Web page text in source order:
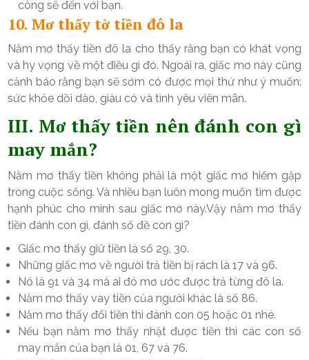
công sẽ đến với bạn.
10. Mơ thấy tờ tiền đô la
Nằm mơ thấy tiền đô la cho thấy rằng bạn có khát vọng
và hy vọng về một điều gì đó. Ngoài ra, giấc mơ này cũng
cảnh báo rằng bạn sẽ sớm có được mọi thứ như ý muốn:
sức khỏe dồi dào, giàu có và tình yêu viên mãn.
III. Mơ thấy tiền nên đánh con gì
may mắn?
Nằm mơ thấy tiền không phải là một giấc mơ hiếm gặp
trong cuộc sống. Và nhiều bạn luôn mong muốn tìm được
hạnh phúc cho mình sau giấc mơ này.Vậy nằm mơ thấy
tiền đánh con gì, đánh số đề con gì?
Giấc mơ thấy giữ tiền là số 29, 30.
Những giấc mơ về người trả tiền bị rách là 17 và 96.
Nó là 91 và 34 mà ai đó mơ ước được trả từng đô la.
Nằm mơ thấy vay tiền của người khác là số 86.
Nằm mơ thấy đổi tiền thì đánh con 05 hoặc 01 nhé.
Nếu bạn nằm mơ thấy nhặt được tiền thì các con số
may mắn của bạn là 01, 67 và 76.